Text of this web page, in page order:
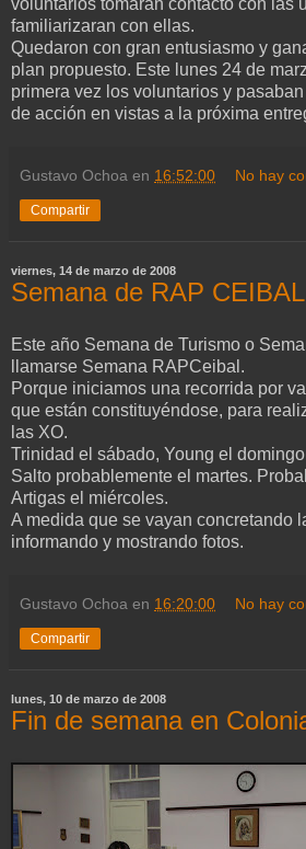
voluntarios tomaran contacto con las
familiarizaran con ellas.
Quedaron con gran entusiasmo y
plan propuesto. Este lunes 24 de
primera vez los voluntarios y
de acción en vistas a la próxima
Gustavo Ochoa en 16:52:00 No hay
Compartir
viernes, 14 de marzo de 2008
Semana de RAP CEIBAL
Este año Semana de Turismo o
llamarse Semana RAPCeibal.
Porque iniciamos una recorrida por
que están constituyéndose, para
las XO.
Trinidad el sábado, Young el
Salto probablemente el martes.
Artigas el miércoles.
A medida que se vayan concretando
informando y mostrando fotos.
Gustavo Ochoa en 16:20:00 No hay
Compartir
lunes, 10 de marzo de 2008
Fin de semana en